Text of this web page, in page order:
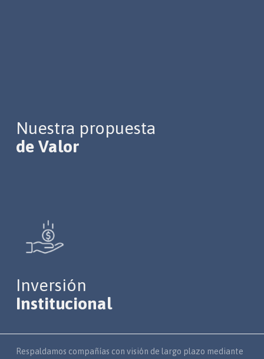
Nuestra propuesta
de Valor
Inversión
Institucional
Respaldamos compañías con visión de largo plazo mediante